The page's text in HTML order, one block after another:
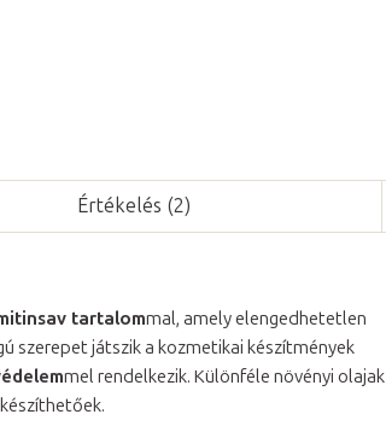
Értékelés (2)
tartalommal, amely elengedhetetlen
szerepet játszik a kozmetikai készítmények
mel rendelkezik. Különféle növényi olajak